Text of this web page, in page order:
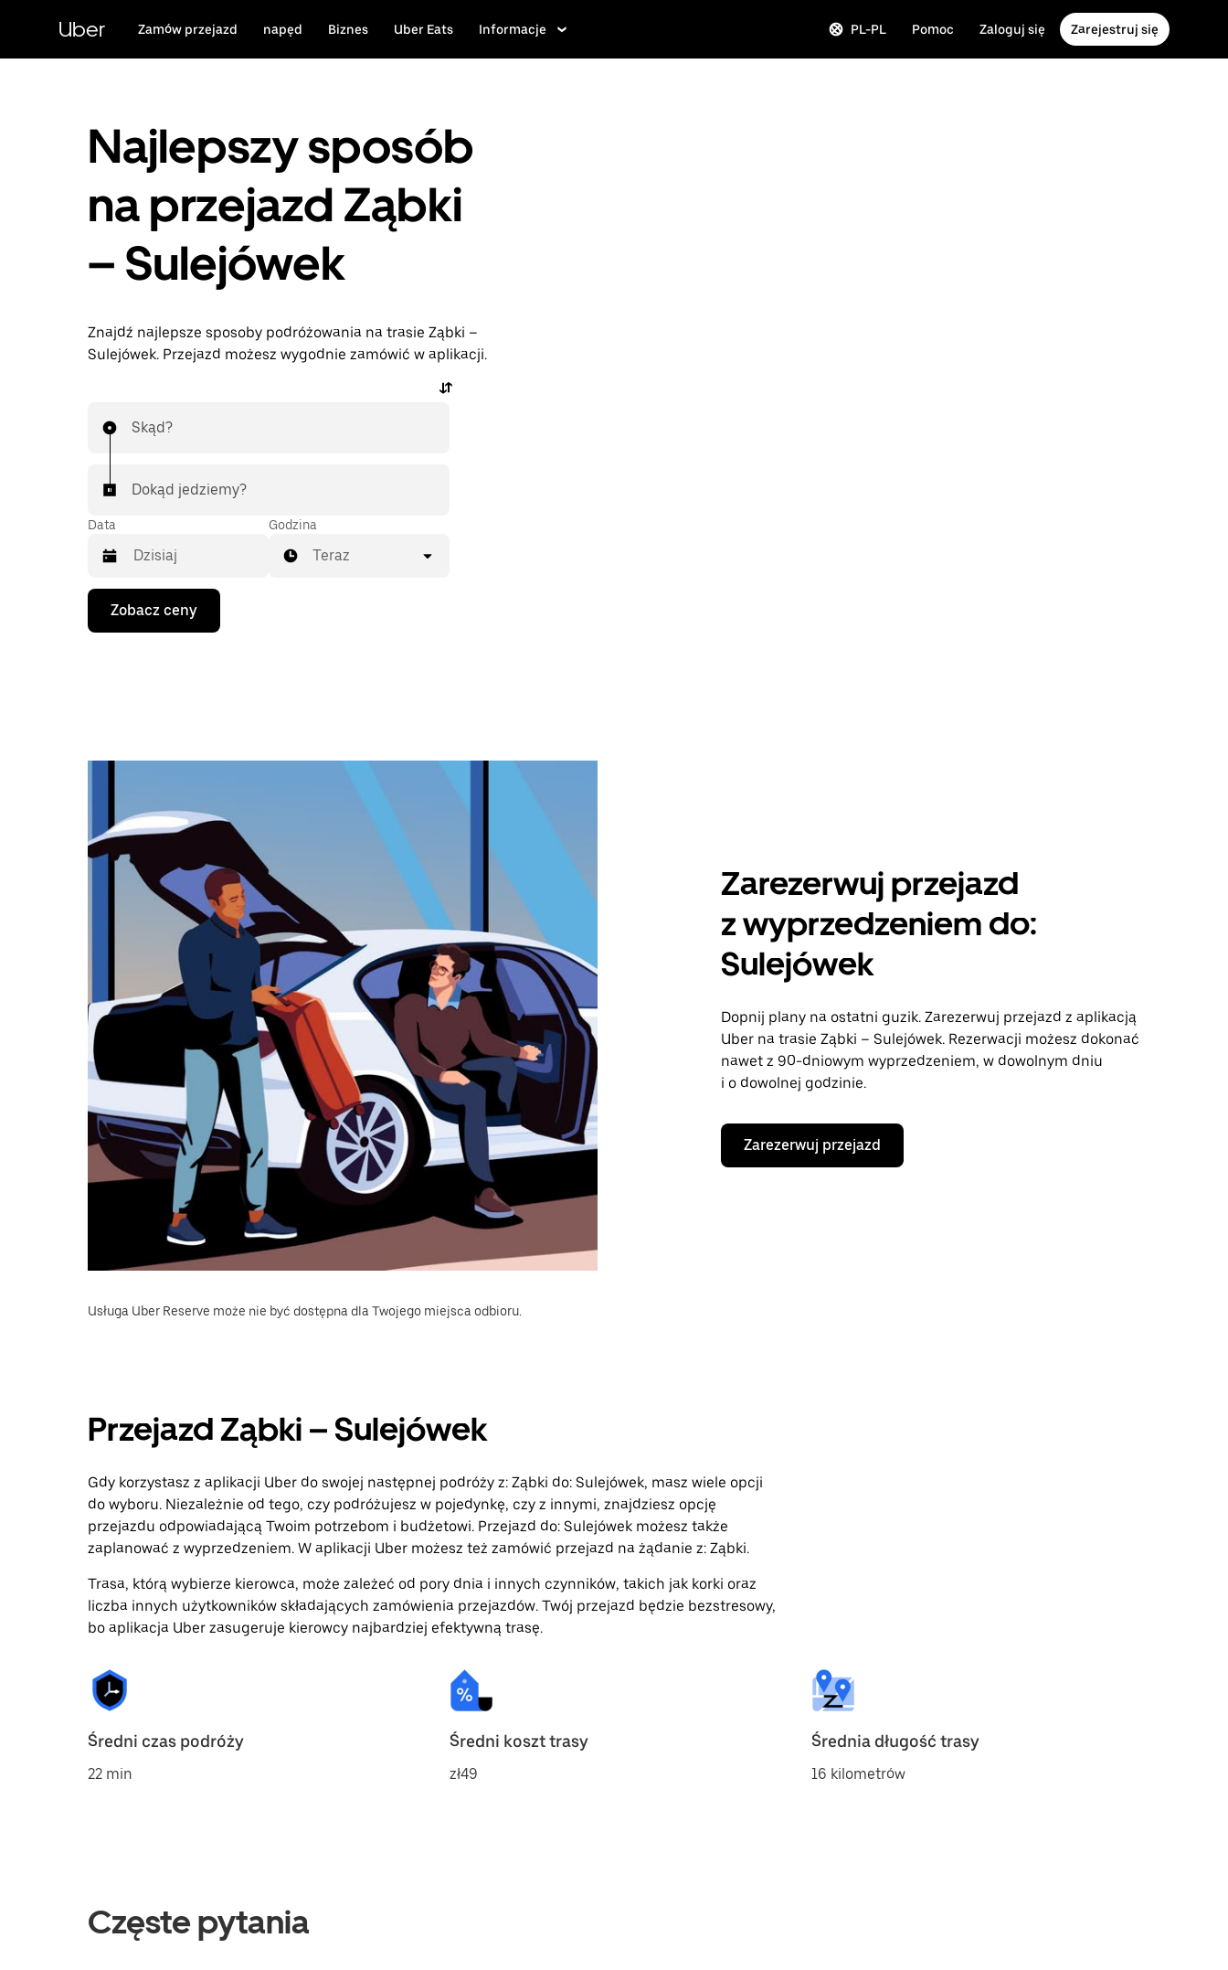
zawartości
Uber Zamów przejazd napęd Biznes Uber Eats Informacje PL-PL Pomoc Zaloguj się Zarejestruj się
Najlepszy sposób
na przejazd Ząbki
– Sulejówek
Znajdź najlepsze sposoby podróżowania na trasie Ząbki –
Sulejówek. Przejazd możesz wygodnie zamówić w aplikacji.
Skąd?
Dokąd jedziemy?
Data
Naciśnij
klawisz
strzałki
Naciśnij
zamknąć
kalendarz.
Godzina
Teraz
Zobacz ceny
Zarezerwuj przejazd
z wyprzedzeniem do:
Sulejówek
Dopnij plany na ostatni guzik. Zarezerwuj przejazd z aplikacją
Uber na trasie Ząbki – Sulejówek. Rezerwacji możesz dokonać
nawet z 90-dniowym wyprzedzeniem, w dowolnym dniu
i o dowolnej godzinie.
Zarezerwuj przejazd
Usługa Uber Reserve może nie być dostępna dla Twojego miejsca odbioru.
Przejazd Ząbki – Sulejówek
Gdy korzystasz z aplikacji Uber do swojej następnej podróży z: Ząbki do: Sulejówek, masz wiele opcji
do wyboru. Niezależnie od tego, czy podróżujesz w pojedynkę, czy z innymi, znajdziesz opcję
przejazdu odpowiadającą Twoim potrzebom i budżetowi. Przejazd do: Sulejówek możesz także
zaplanować z wyprzedzeniem. W aplikacji Uber możesz też zamówić przejazd na żądanie z: Ząbki.
Trasa, którą wybierze kierowca, może zależeć od pory dnia i innych czynników, takich jak korki oraz
liczba innych użytkowników składających zamówienia przejazdów. Twój przejazd będzie bezstresowy,
bo aplikacja Uber zasugeruje kierowcy najbardziej efektywną trasę.
Średni czas podróży
22 min
Średni koszt trasy
zł49
Średnia długość trasy
16 kilometrów
Częste pytania